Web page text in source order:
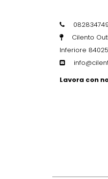
Cilento
Inferiore
Lavora con